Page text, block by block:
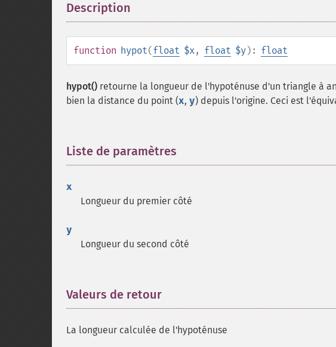
Description
function hypot(float $x, float $y): float
hypot() retourne la longueur de l'hypoténuse d'un triangle à
bien la distance du point (x, y) depuis l'origine. Ceci est
Liste de paramètres
x
Longueur du premier côté
y
Longueur du second côté
Valeurs de retour
La longueur calculée de l'hypoténuse